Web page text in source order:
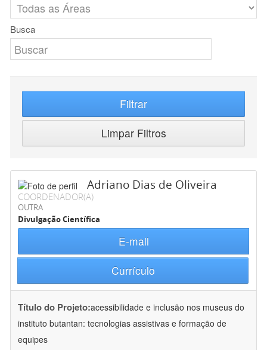
Busca
Filtrar
Limpar Filtros
Adriano Dias de Oliveira
COORDENADOR(A)
OUTRA
Divulgação Científica
E-mail
Currículo
Título do Projeto:acessibilidade e inclusão nos museus do
instituto butantan: tecnologias assistivas e formação de
equipes